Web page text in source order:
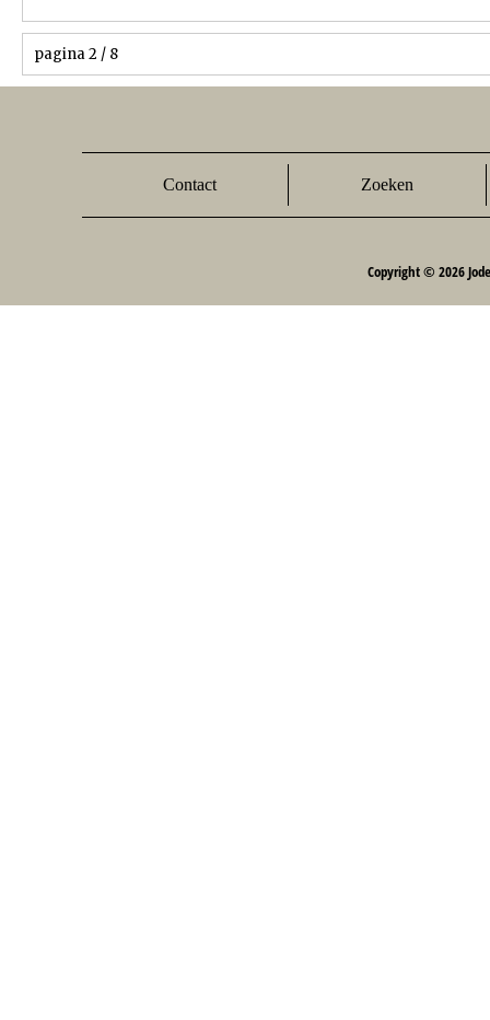
pagina 2 / 8
Contact Zoeken
Copyright © 2026